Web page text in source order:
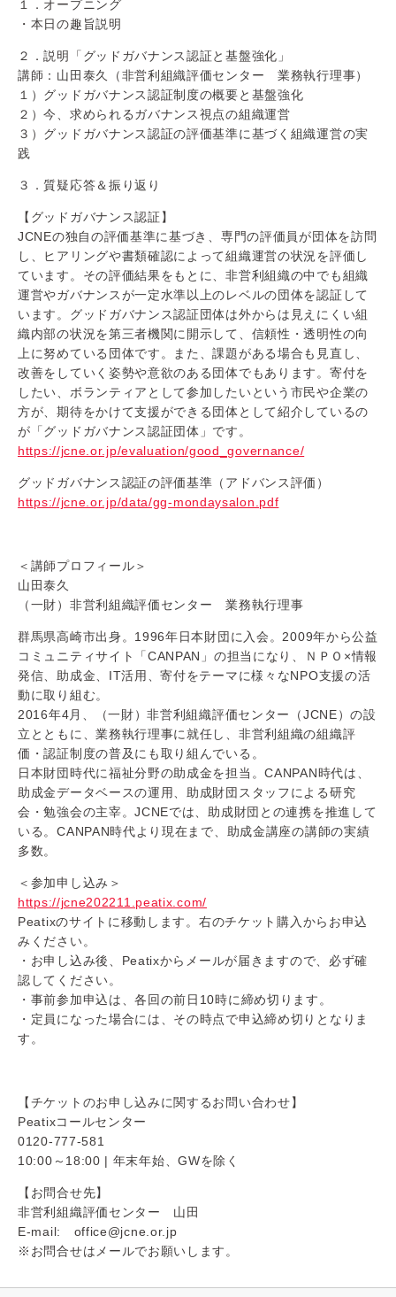
１．オープニング
・本日の趣旨説明
２．説明「グッドガバナンス認証と基盤強化」
講師：山田泰久（非営利組織評価センター 業務執行理事）
１）グッドガバナンス認証制度の概要と基盤強化
２）今、求められるガバナンス視点の組織運営
３）グッドガバナンス認証の評価基準に基づく組織運営の実
践
３．質疑応答＆振り返り
【グッドガバナンス認証】
JCNEの独自の評価基準に基づき、専門の評価員が団体を訪問
し、ヒアリングや書類確認によって組織運営の状況を評価し
ています。その評価結果をもとに、非営利組織の中でも組織
運営やガバナンスが一定水準以上のレベルの団体を認証して
います。グッドガバナンス認証団体は外からは見えにくい組
織内部の状況を第三者機関に開示して、信頼性・透明性の向
上に努めている団体です。また、課題がある場合も見直し、
改善をしていく姿勢や意欲のある団体でもあります。寄付を
したい、ボランティアとして参加したいという市民や企業の
方が、期待をかけて支援ができる団体として紹介しているの
が「グッドガバナンス認証団体」です。
https://jcne.or.jp/evaluation/good_governance/
グッドガバナンス認証の評価基準（アドバンス評価）
https://jcne.or.jp/data/gg-mondaysalon.pdf
＜講師プロフィール＞
山田泰久
（一財）非営利組織評価センター 業務執行理事
群馬県高崎市出身。1996年日本財団に入会。2009年から公益
コミュニティサイト「CANPAN」の担当になり、ＮＰＯ×情報
発信、助成金、IT活用、寄付をテーマに様々なNPO支援の活
動に取り組む。
2016年4月、（一財）非営利組織評価センター（JCNE）の設
立とともに、業務執行理事に就任し、非営利組織の組織評
価・認証制度の普及にも取り組んでいる。
日本財団時代に福祉分野の助成金を担当。CANPAN時代は、
助成金データベースの運用、助成財団スタッフによる研究
会・勉強会の主宰。JCNEでは、助成財団との連携を推進して
いる。CANPAN時代より現在まで、助成金講座の講師の実績
多数。
＜参加申し込み＞
https://jcne202211.peatix.com/
Peatixのサイトに移動します。右のチケット購入からお申込
みください。
・お申し込み後、Peatixからメールが届きますので、必ず確
認してください。
・事前参加申込は、各回の前日10時に締め切ります。
・定員になった場合には、その時点で申込締め切りとなりま
す。
【チケットのお申し込みに関するお問い合わせ】
Peatixコールセンター
0120-777-581
10:00～18:00 | 年末年始、GWを除く
【お問合せ先】
非営利組織評価センター 山田
E-mail: office@jcne.or.jp
※お問合せはメールでお願いします。